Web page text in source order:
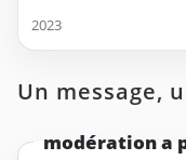
2023
Un message,
modération a